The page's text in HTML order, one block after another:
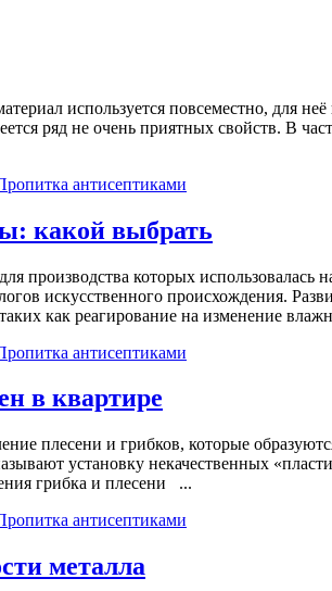
используется повсеместно, для
ряд не очень приятных свойств. В
антисептиками
какой выбрать
производства которых использовалась
искусственного происхождения.
как реагирование на изменение
антисептиками
в квартире
плесени и грибков, которые
установку некачественных
грибка и плесени ...
антисептиками
металла